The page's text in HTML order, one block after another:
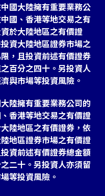
國大陸擁有重要業務公
國、香港等地交易之有
於大陸地區之有價證
資大陸地區證券市場之
，且投資前述有價證券
百分之四十。另投資人
與市場等投資風險。
陸擁有重要業務公司的
香港等地交易之有價證
陸地區之有價證券，依
地區證券市場之有價證
資前述有價證券總金額
二十。另投資人亦須留
等投資風險。